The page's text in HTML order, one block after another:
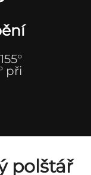
při
polštář